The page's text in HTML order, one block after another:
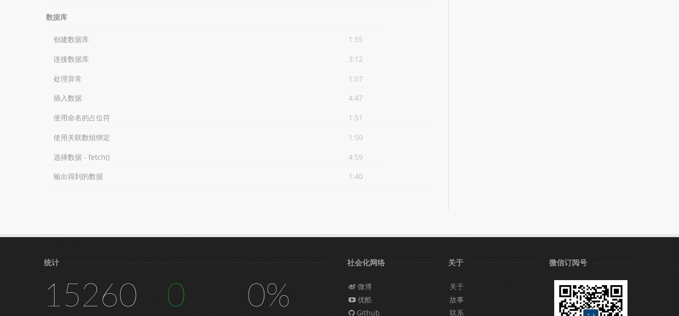
数据库
创建数据库 1:55
连接数据库 3:12
处理异常 1:07
插入数据 4:47
使用命名的占位符 1:51
使用关联数组绑定 1:50
选择数据 - fetch() 4:59
输出得到的数据 1:40
统计
15260 0 0%
社会化网络
微博
优酷
Github
关于
关于
故事
联系
微信订阅号